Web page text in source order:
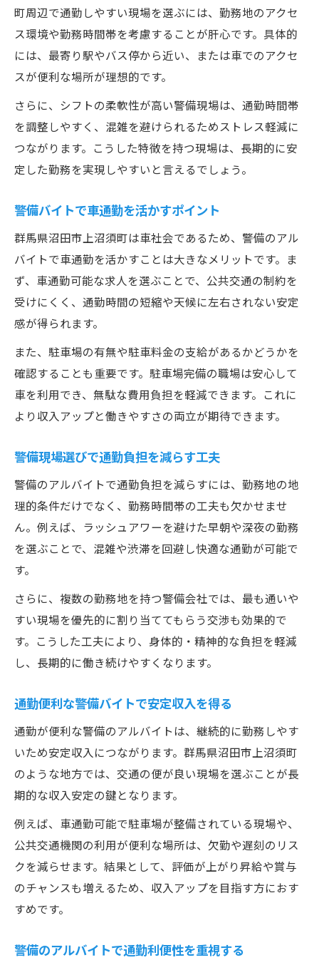
町周辺で通勤しやすい現場を選ぶには、勤務地のアクセ
ス環境や勤務時間帯を考慮することが肝心です。具体的
には、最寄り駅やバス停から近い、または車でのアクセ
スが便利な場所が理想的です。
さらに、シフトの柔軟性が高い警備現場は、通勤時間帯
を調整しやすく、混雑を避けられるためストレス軽減に
つながります。こうした特徴を持つ現場は、長期的に安
定した勤務を実現しやすいと言えるでしょう。
警備バイトで車通勤を活かすポイント
群馬県沼田市上沼須町は車社会であるため、警備のアル
バイトで車通勤を活かすことは大きなメリットです。ま
ず、車通勤可能な求人を選ぶことで、公共交通の制約を
受けにくく、通勤時間の短縮や天候に左右されない安定
感が得られます。
また、駐車場の有無や駐車料金の支給があるかどうかを
確認することも重要です。駐車場完備の職場は安心して
車を利用でき、無駄な費用負担を軽減できます。これに
より収入アップと働きやすさの両立が期待できます。
警備現場選びで通勤負担を減らす工夫
警備のアルバイトで通勤負担を減らすには、勤務地の地
理的条件だけでなく、勤務時間帯の工夫も欠かせませ
ん。例えば、ラッシュアワーを避けた早朝や深夜の勤務
を選ぶことで、混雑や渋滞を回避し快適な通勤が可能で
す。
さらに、複数の勤務地を持つ警備会社では、最も通いや
すい現場を優先的に割り当ててもらう交渉も効果的で
す。こうした工夫により、身体的・精神的な負担を軽減
し、長期的に働き続けやすくなります。
通勤便利な警備バイトで安定収入を得る
通勤が便利な警備のアルバイトは、継続的に勤務しやす
いため安定収入につながります。群馬県沼田市上沼須町
のような地方では、交通の便が良い現場を選ぶことが長
期的な収入安定の鍵となります。
例えば、車通勤可能で駐車場が整備されている現場や、
公共交通機関の利用が便利な場所は、欠勤や遅刻のリス
クを減らせます。結果として、評価が上がり昇給や賞与
のチャンスも増えるため、収入アップを目指す方におす
すめです。
警備のアルバイトで通勤利便性を重視する